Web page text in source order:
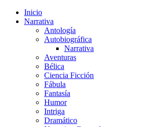
Inicio
Narrativa
Antología
Autobiográfica
Narrativa
Aventuras
Bélica
Ciencia Ficción
Fábula
Fantasía
Humor
Intriga
Dramático